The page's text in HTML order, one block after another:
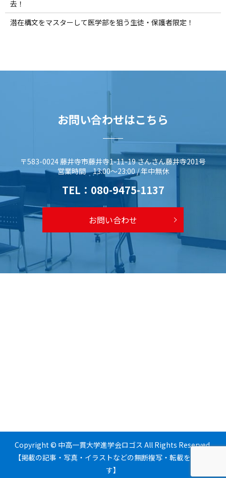
去！
潜在構文をマスターして医学部を狙う生徒・保護者限定！
お問い合わせはこちら
〒583-0024 藤井寺市藤井寺1-11-19 さんさん藤井寺201号
営業時間 13:00～23:00 / 年中無休
TEL： 080-9475-1137
お問い合わせ
Copyright © 中高一貫大学進学会ロゴス All Rights Reserved.
【掲載の記事・写真・イラストなどの無断複写・転載を禁じま
す】